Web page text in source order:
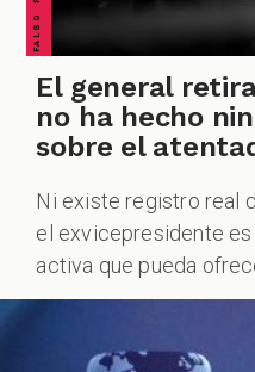
El general
no ha hecho
sobre el
Ni existe registro real
el exvicepresidente es
activa que pueda